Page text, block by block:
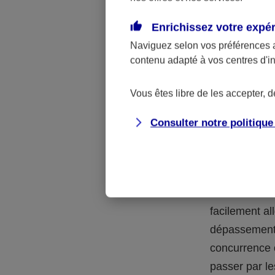
garanties
attention à
difficile ! Par
élevés.
une place
facilement
concurrence
passer par
Enrichissez votre
Naviguez selon vos préférences
contenu adapté à vos centres
Vous êtes libre de les accepter,
Consulter notre politique